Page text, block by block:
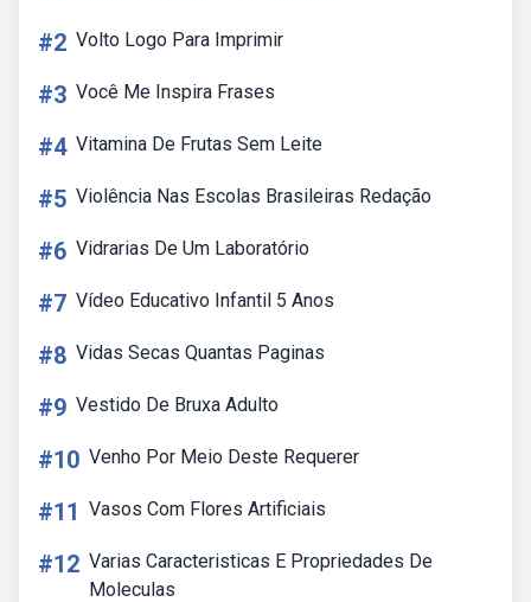
#2 Volto Logo Para Imprimir
#3 Você Me Inspira Frases
#4 Vitamina De Frutas Sem Leite
#5 Violência Nas Escolas Brasileiras Redação
#6 Vidrarias De Um Laboratório
#7 Vídeo Educativo Infantil 5 Anos
#8 Vidas Secas Quantas Paginas
#9 Vestido De Bruxa Adulto
#10 Venho Por Meio Deste Requerer
#11 Vasos Com Flores Artificiais
#12 Varias Caracteristicas E Propriedades De
Moleculas